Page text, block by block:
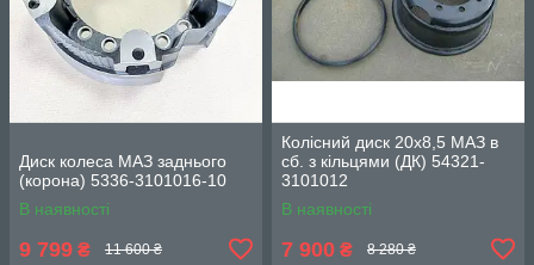
Диск колеса МАЗ заднього
(корона) 5336-3101016-10
В наявності
9 799 ₴ 11 600 ₴
Колісний диск 20х8,5 МАЗ в
сб. з кільцями (ДК) 54321-
3101012
В наявності
7 900 ₴ 8 280 ₴